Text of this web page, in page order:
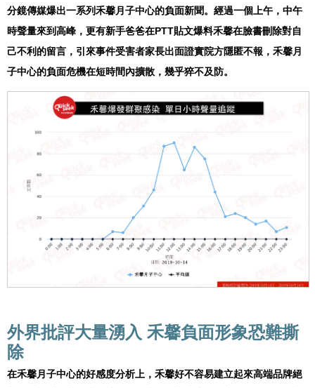
分鏡傳媒爆出一系列禾馨月子中心的負面新聞。經過一個上午，中午
時聲量來到高峰，更有新手爸爸在PTT貼文爆料禾馨在臉書刪除對自
己不利的留言，引來事件受害者家長出面證實院方隱匿不報，禾馨月
子中心的負面危機在短時間內擴散，幾乎猝不及防。
外界批評大量湧入 禾馨負面形象恐難撕
除
在禾馨月子中心的好感度分析上，禾馨好不容易建立起來高端品牌絕